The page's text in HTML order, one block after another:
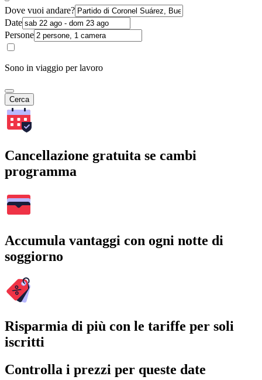
Dove vuoi andare?
Date
Persone
Sono in viaggio per lavoro
Cerca
Cancellazione gratuita se cambi
programma
Accumula vantaggi con ogni notte di
soggiorno
Risparmia di più con le tariffe per soli
iscritti
Controlla i prezzi per queste date